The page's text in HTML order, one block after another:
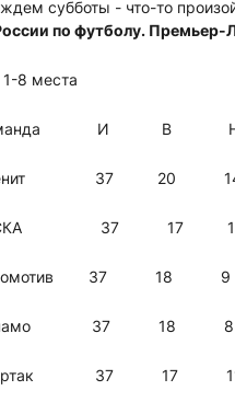
субботы - что-то
по футболу. Премьер-
1-8 места
И
37 20 14
37 17 14
37 18
37 18 8
37 17